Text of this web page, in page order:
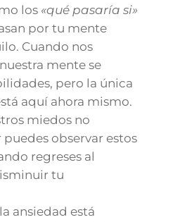
los «qué pasaría si»
por tu mente
Cuando nos
mente se
pero la única
aquí ahora mismo.
miedos no
observar estos
regreses al
tu
ansiedad está